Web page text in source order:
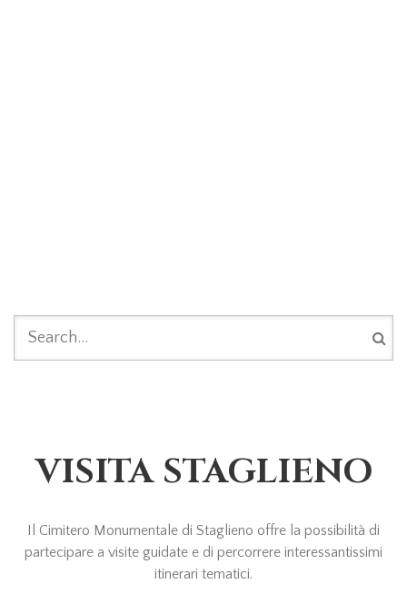
FORM DI RICERCA
VISITA STAGLIENO
Il Cimitero Monumentale di Staglieno offre la possibilità di
partecipare a visite guidate e di percorrere interessantissimi
itinerari tematici.